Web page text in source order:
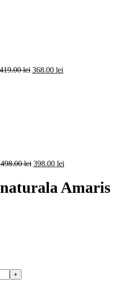
419.00lei Prețul
368.00 lei
498.00lei Prețul
fost:
398.00 lei
este:
398.00 lei.
Amaris